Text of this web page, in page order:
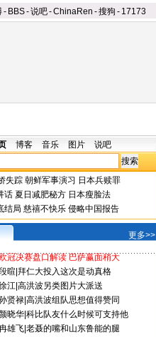
- BBS-说吧-ChinaRen -搜狗 - 17173
博客 音乐 图片 说吧
失踪 朝鲜军事演习 日本兵赎罪
话 夏日减肥秘方 日本瘦脸法
结局 慈禧不快乐 侵略中国报告
更多>>
欧冠决赛盘口解读 巴萨赢面稍大
暄 拜仁大投入这次是动真格
江| 高洪波另类图片大派送
贤禄| 高洪波组队思想值得赞同
晓华| 科比队友什么时候可支持他
雄飞| 老聂的嘴和山东鲁能的腿